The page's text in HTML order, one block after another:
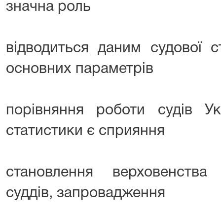
значна роль
відводиться даним судової
основних параметрів
порівняння роботи судів
статистики є сприяння
становлення
суддів, запровадження